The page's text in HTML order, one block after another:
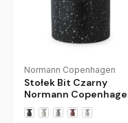
Normann Copenhagen
Stołek Bit Czarny
Normann